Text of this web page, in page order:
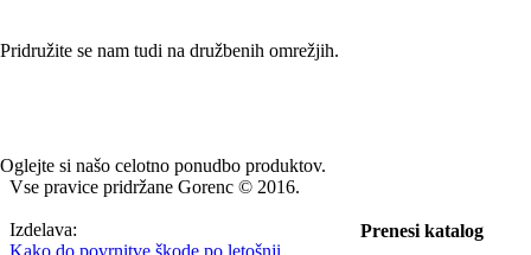
Pridružite se nam tudi na družbenih omrežjih.
Oglejte si našo celotno ponudbo produktov.
Prenesi katalog
Vse pravice pridržane Gorenc © 2016.
Izdelava:
Kako do povrnitve škode po letošnji